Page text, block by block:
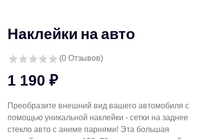
Наклейки на авто
(0 Отзывов)
1 190 ₽
Преобразите внешний вид вашего автомобиля с
помощью уникальной наклейки - сетки на заднее
стекло авто с аниме парнями! Эта большая